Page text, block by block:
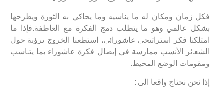
فكل زمان ومكان له ما يناسيه وما يحاكي به الثورة ويطرحها
بشكل عالمي وهو ما يتطلب دمج الفكرة مع العاطفة.فإذا ما
امتلكنا فكر استراتيجي عاشورائي، استطعنا الخروج برؤية حول
الشعائر الأنسب ممارسة في إيصال فكرة عاشوراء بما يتناسب
ومقومات الوضع المحيط.
إذا نحن نحتاج واقعا الى :